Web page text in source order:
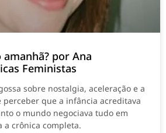
por Ana
Feministas
sobre nostalgia, aceleração e a
perceber que a infância acreditava
o mundo negociava tudo em
a crônica completa.